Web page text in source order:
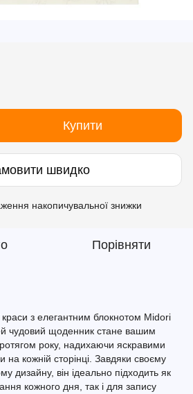
Купити
швидко
накопичувальної знижки
Порівняти
краси з елегантним блокнотом Midori
чудовий щоденник стане вашим
року, надихаючи яскравими
на кожній сторінці. Завдяки своєму
дизайну, він ідеально підходить як
кожного дня, так і для запису